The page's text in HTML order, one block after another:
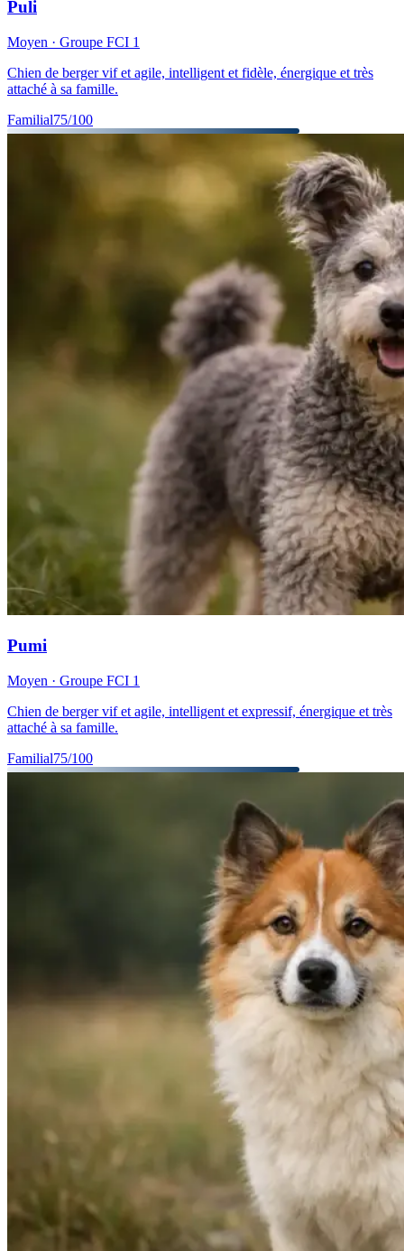
Puli
Moyen · Groupe FCI 1
Chien de berger vif et agile, intelligent et fidèle, énergique et très
attaché à sa famille.
Familial75/100
Pumi
Moyen · Groupe FCI 1
Chien de berger vif et agile, intelligent et expressif, énergique et très
attaché à sa famille.
Familial75/100